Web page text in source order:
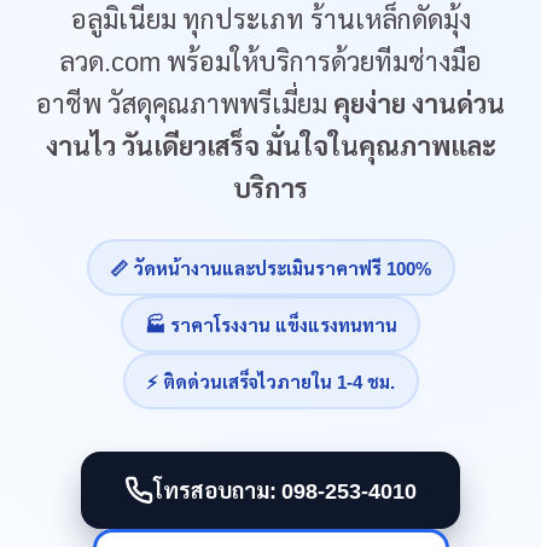
อลูมิเนียม ทุกประเภท ร้านเหล็กดัดมุ้ง
ลวด.com พร้อมให้บริการด้วยทีมช่างมือ
อาชีพ วัสดุคุณภาพพรีเมี่ยม คุยง่าย งานด่วน
งานไว วันเดียวเสร็จ มั่นใจในคุณภาพและ
บริการ
📏 วัดหน้างานและประเมินราคาฟรี 100%
🏭 ราคาโรงงาน แข็งแรงทนทาน
⚡ ติดด่วนเสร็จไวภายใน 1-4 ชม.
โทรสอบถาม: 098-253-4010